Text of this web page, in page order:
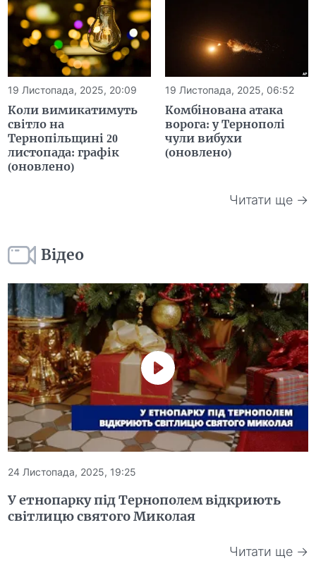
19 Листопада, 2025, 20:09
Коли вимикатимуть
світло на
Тернопільщині 20
листопада: графік
(оновлено)
19 Листопада, 2025, 06:52
Комбінована атака
ворога: у Тернополі
чули вибухи
(оновлено)
Читати ще →
Відео
24 Листопада, 2025, 19:25
У етнопарку під Тернополем відкриють
світлицю святого Миколая
Читати ще →